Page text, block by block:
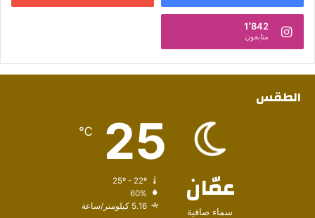
1٬842
متابعون
الطقس
عمّان
سماء صافية
25
℃
60%
5.16 كيلومتر/ساعة